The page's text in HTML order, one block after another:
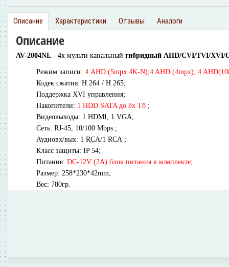
Описание Характеристики Отзывы Аналоги
Описание
AV-2004NL - 4х мульти канальный гибридный AHD/CVI/TVI/XVI/
Режим записи: 4 AHD (5mpx 4K-N);4 AHD (4mpx); 4
Кодек сжатия: H.264 / Н.265;
Поддержка XVI управления;
Накопители: 1 HDD SATA до 8х Тб ;
Видеовыходы: 1 HDMI, 1 VGA;
Сеть: RJ-45, 10/100 Mbps ;
Аудиовх/вых: 1 RCA/1 RCA ;
Класс защиты: IP 54;
Питание: DC-12V (2A) блок питания в комплекте;
Размер: 258*230*42mm;
Вес: 780гр